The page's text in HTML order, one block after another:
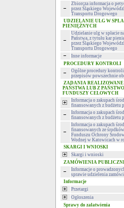
Zbiorcza informacja o
przez Śląskiego
Transportu Drogowego
UDZIELANIE ULG W
PIENIĘŻNYCH
Udzielanie ulg w spłacie
Państwa, z tytułu kar
przez Śląskiego
Transportu Drogowego
Inne informacje
PROCEDURY KONTROLI
Ogólne procedury
przepisów powszechnie
ZADANIA REALIZOWANE
PAŃSTWA LUB Z
FUNDUSZY CELOWYCH
Informacja o zakupach
finansowanych z budżetu
Informacja o zakupach
finansowanych z budżetu
Informacja o zakupach
finansowanych ze
Funduszu Ochrony
Wodnej w Katowicach w
SKARGI I WNIOSKI
Skargi i wnioski
ZAMÓWIENIA
Informacje o
sprawie udzielenia
Informacje
Przetargi
Ogłoszenia
Sprawy do załatwienia